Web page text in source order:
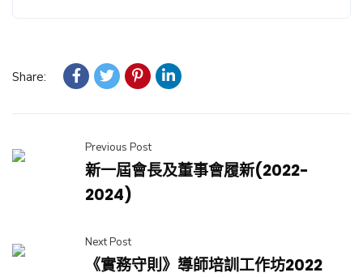
Share:
Previous Post
新一屆會長及董事會履新(2022-
2024)
Next Post
《實務守則》導師培訓工作坊2022